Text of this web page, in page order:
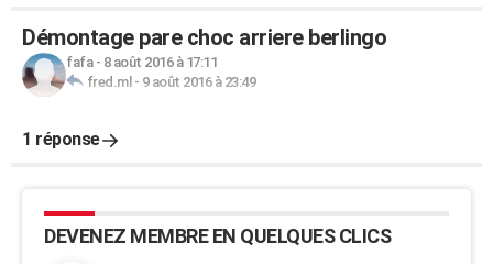
Démontage pare choc arriere berlingo
fafa- 8 août 2016 à 17:11
fred.ml - 9 août 2016 à 23:49
1 réponse
DEVENEZ MEMBRE EN QUELQUES CLICS